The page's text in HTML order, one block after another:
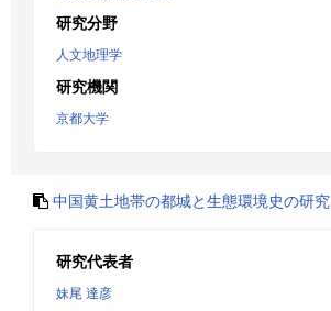
研究分野
人文地理学
研究機関
京都大学
中国黄土地帯の都城と生態環境史の研究
研究代表者
妹尾 達彦